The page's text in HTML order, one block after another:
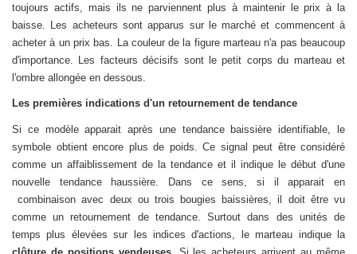
toujours actifs, mais ils ne parviennent plus à maintenir le prix à la
baisse. Les acheteurs sont apparus sur le marché et commencent à
acheter à un prix bas. La couleur de la figure marteau n'a pas beaucoup
d'importance. Les facteurs décisifs sont le petit corps du marteau et
l'ombre allongée en dessous.
Les premières indications d'un retournement de tendance
Si ce modèle apparait après une tendance baissière identifiable, le
symbole obtient encore plus de poids. Ce signal peut être considéré
comme un affaiblissement de la tendance et il indique le début d'une
nouvelle tendance haussière. Dans ce sens, si il apparait en
combinaison avec deux ou trois bougies baissières, il doit être vu
comme un retournement de tendance. Surtout dans des unités de
temps plus élevées sur les indices d'actions, le marteau indique la